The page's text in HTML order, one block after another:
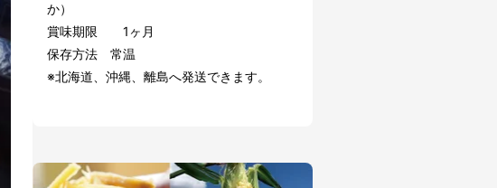
か）
賞味期限 1ヶ月
保存方法 常温
※北海道、沖縄、離島へ発送できます。